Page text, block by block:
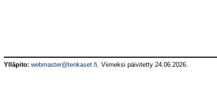
Ylläpito: webmaster@tenkaset.fi. Viimeksi päivitetty 24.06.2026.